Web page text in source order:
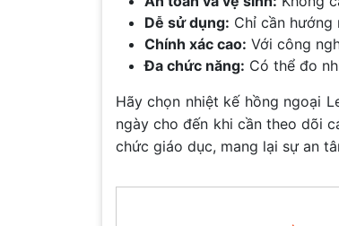
Dễ sử dụng: Chỉ cần hướng
Chính xác cao: Với công
Đa chức năng: Có thể đo
Hãy chọn nhiệt kế hồng ngoại
ngày cho đến khi cần theo dõi
chức giáo dục, mang lại sự an